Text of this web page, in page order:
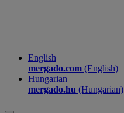
English
mergado.com (English)
Hungarian
mergado.hu (Hungarian)